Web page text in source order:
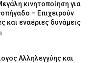
κινητοποίηση για
– Επιχειρούν
και εναέριες δυνάμεις
Αλληλεγγύης και